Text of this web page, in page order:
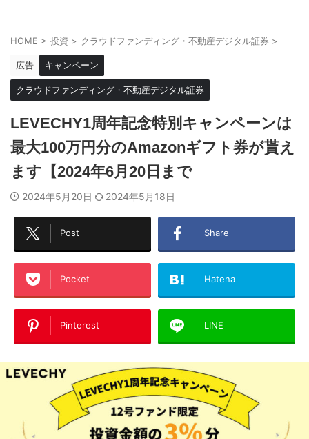
HOME > 投資 > クラウドファンディング・不動産デジタル証券 >
広告 キャンペーン
クラウドファンディング・不動産デジタル証券
LEVECHY1周年記念特別キャンペーンは
最大100万円分のAmazonギフト券が貰え
ます【2024年6月20日まで
2024年5月20日 2024年5月18日
Post Share
Pocket Hatena
Pinterest LINE